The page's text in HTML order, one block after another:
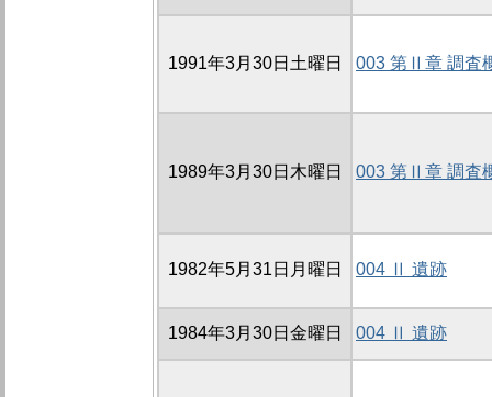
1991年3月30日土曜日 003 第Ⅱ章 調査
1989年3月30日木曜日 003 第Ⅱ章 調査
1982年5月31日月曜日 004 Ⅱ 遺跡
1984年3月30日金曜日 004 Ⅱ 遺跡